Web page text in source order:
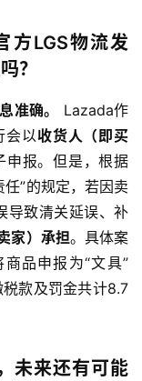
方LGS物流发
？
准确。
Lazada作
会以收货人（即买
申报。但是，根据
任”的规定，若因卖
导致清关延误、补
家）承担。具体案
品申报为“文具”
税款及罚金共计8.7
未来还有可能